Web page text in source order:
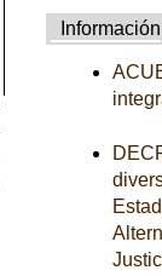
Información